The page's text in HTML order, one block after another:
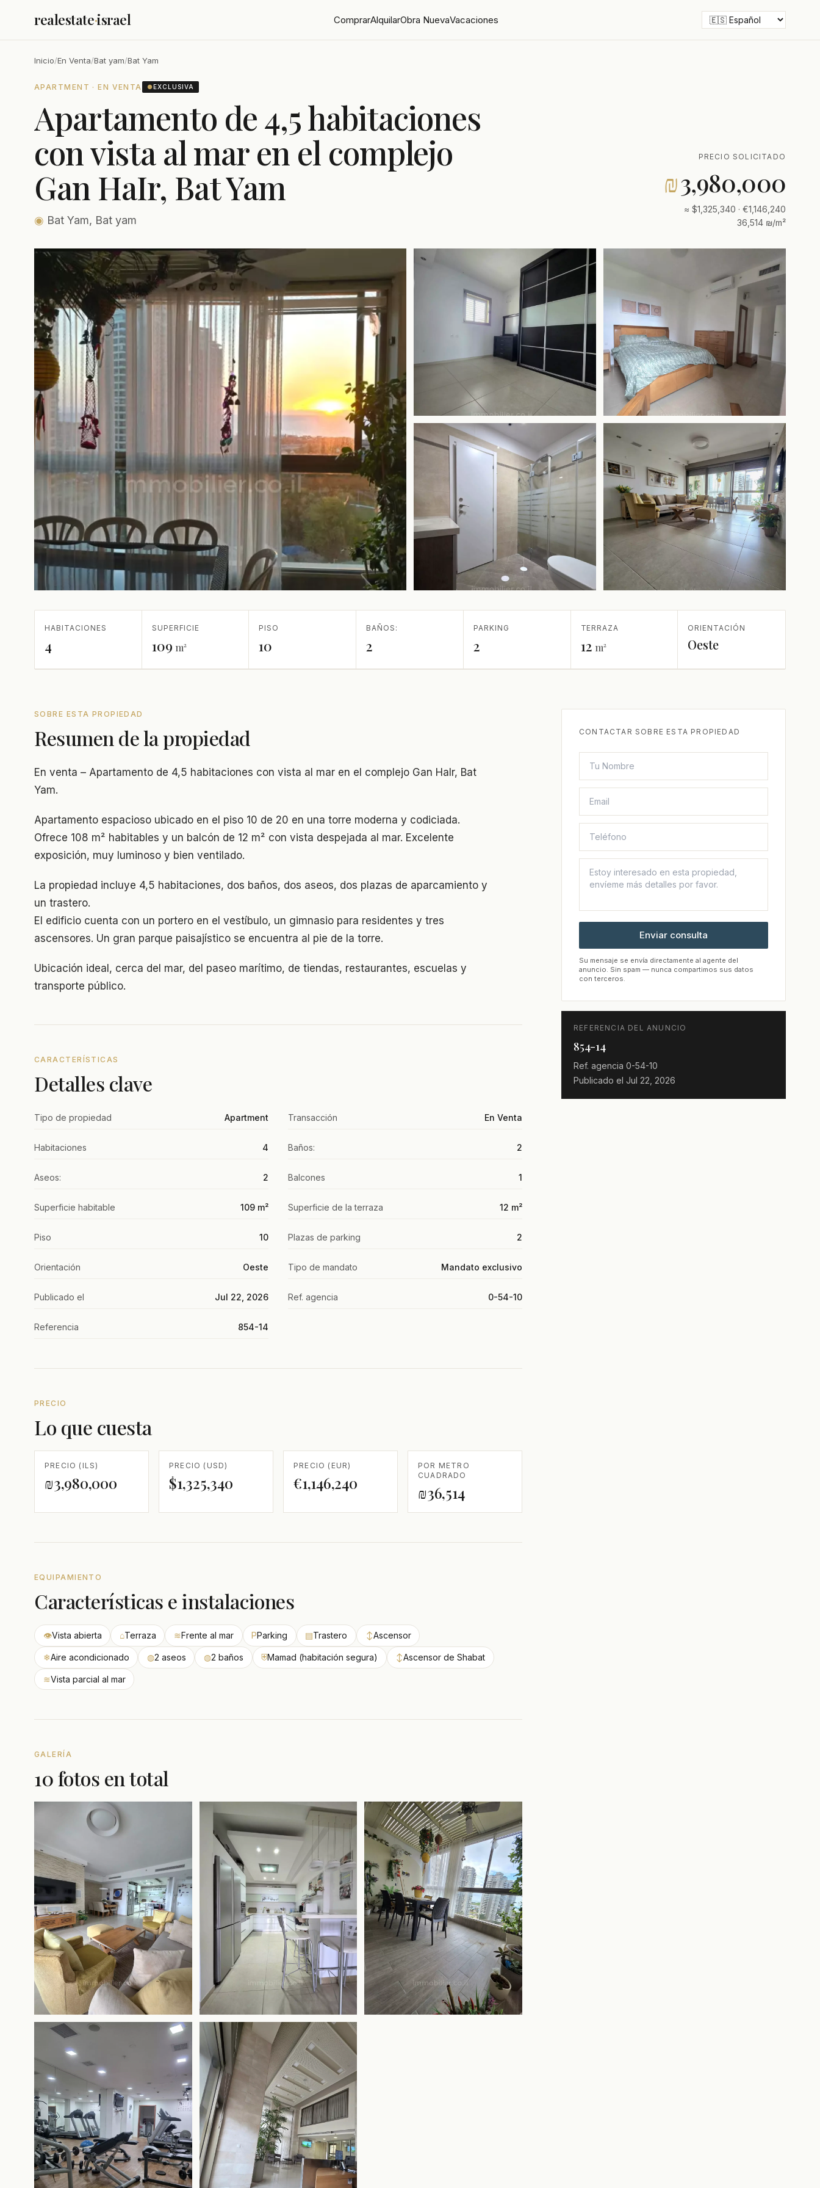
realestate·israel ComprarAlquilarObra NuevaVacaciones
Inicio/En Venta/Bat yam/Bat Yam
APARTMENT · EN VENTA ●EXCLUSIVA
Apartamento de 4,5 habitaciones
con vista al mar en el complejo
Gan HaIr, Bat Yam
◉ Bat Yam, Bat yam
PRECIO SOLICITADO
₪3,980,000
≈ $1,325,340 · €1,146,240
36,514 ₪/m²
HABITACIONES
4
SUPERFICIE
109 m²
PISO
10
BAÑOS:
2
PARKING
2
TERRAZA
12 m²
ORIENTACIÓN
Oeste
SOBRE ESTA PROPIEDAD
Resumen de la propiedad
En venta – Apartamento de 4,5 habitaciones con vista al mar en el complejo Gan HaIr, Bat
Yam.
Apartamento espacioso ubicado en el piso 10 de 20 en una torre moderna y codiciada.
Ofrece 108 m² habitables y un balcón de 12 m² con vista despejada al mar. Excelente
exposición, muy luminoso y bien ventilado.
La propiedad incluye 4,5 habitaciones, dos baños, dos aseos, dos plazas de aparcamiento y
un trastero.
El edificio cuenta con un portero en el vestíbulo, un gimnasio para residentes y tres
ascensores. Un gran parque paisajístico se encuentra al pie de la torre.
Ubicación ideal, cerca del mar, del paseo marítimo, de tiendas, restaurantes, escuelas y
transporte público.
CARACTERÍSTICAS
Detalles clave
Tipo de propiedad Apartment Transacción En Venta
Habitaciones 4 Baños: 2
Aseos: 2 Balcones 1
Superficie habitable 109 m² Superficie de la terraza 12 m²
Piso 10 Plazas de parking 2
Orientación Oeste Tipo de mandato Mandato exclusivo
Publicado el Jul 22, 2026 Ref. agencia 0-54-10
Referencia 854-14
PRECIO
Lo que cuesta
PRECIO (ILS)
₪3,980,000
PRECIO (USD)
$1,325,340
PRECIO (EUR)
€1,146,240
POR METRO
CUADRADO
₪36,514
EQUIPAMIENTO
Características e instalaciones
👁Vista abierta ⌂Terraza ≋Frente al mar PParking ▤Trastero ↕Ascensor
❄Aire acondicionado ◍2 aseos ◍2 baños ⛨Mamad (habitación segura) ↕Ascensor de Shabat
≋Vista parcial al mar
GALERÍA
10 fotos en total
CONTACTAR SOBRE ESTA PROPIEDAD
Enviar consulta
Su mensaje se envía directamente al agente del
anuncio. Sin spam — nunca compartimos sus datos
con terceros.
REFERENCIA DEL ANUNCIO
854-14
Ref. agencia 0-54-10
Publicado el Jul 22, 2026